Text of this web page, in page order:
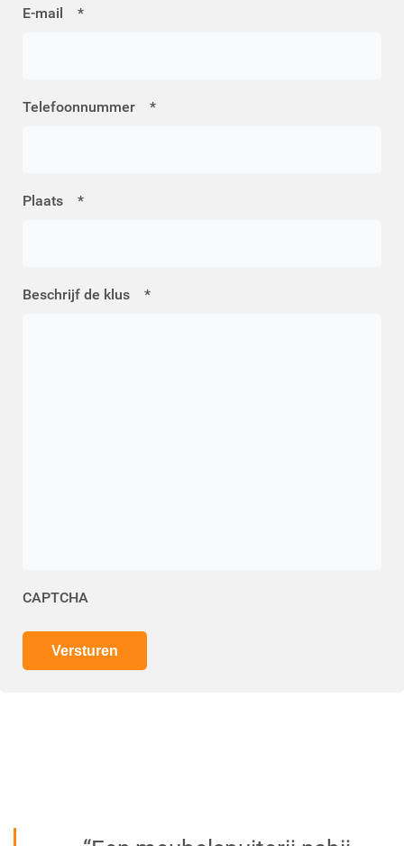
E-mail *
Telefoonnummer *
Plaats *
Beschrijf de klus *
CAPTCHA